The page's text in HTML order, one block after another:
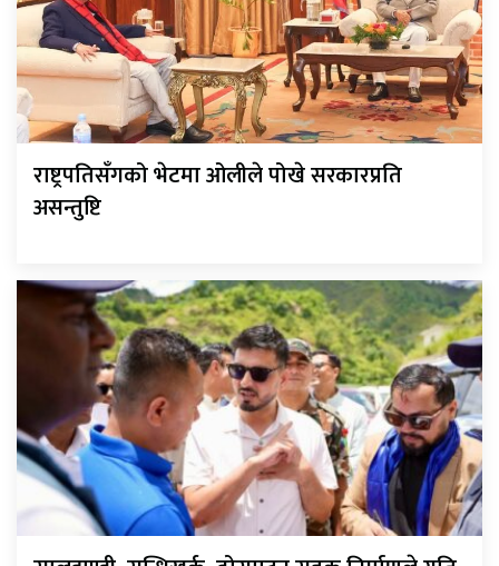
राष्ट्रपतिसँगको भेटमा ओलीले पोखे सरकारप्रति
असन्तुष्टि